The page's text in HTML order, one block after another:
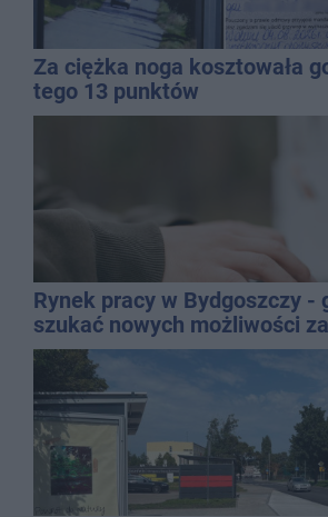
Za ciężka noga kosztowała
tego 13 punktów
Rynek pracy w Bydgoszczy -
szukać nowych możliwości